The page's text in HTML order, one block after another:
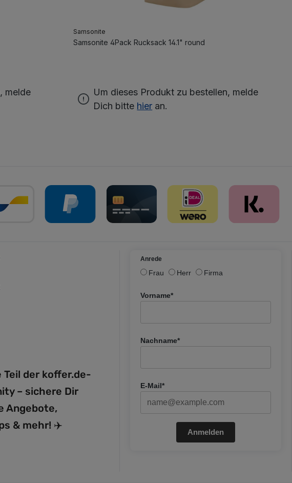
melde
Samsonite
Samsonite 4Pack Rucksack 14.1" round
Um dieses Produkt zu bestellen, melde
Dich bitte hier an.
Teil der koffer.de-
– sichere Dir
Angebote,
& mehr! ✈️
Anrede
Frau Herr Firma
Vorname*
Nachname*
E-Mail*
Anmelden